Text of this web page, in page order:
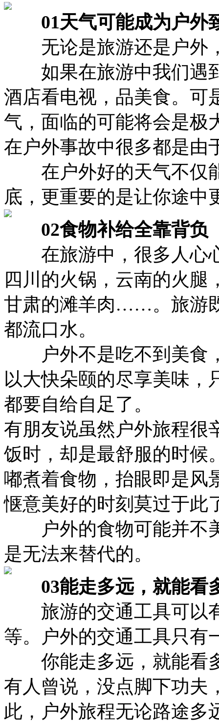
01天气可能成为户外
无论是旅游还是户外
如果在旅游中我们遇
酒店看电视，品美食。可
气，面临的可能将会是极
在户外事故中很多都是由
在户外好的天气不仅
底，更重要的是让你途中
02食物补给全靠背负
在旅游中，很多人心
四川的火锅，云南的火腿
甘肃的滩羊肉……。旅游
都流口水。
户外不是吃不到美食
以大快朵颐的尽享美味，
都要自给自足了。
有朋友说虽然户外旅程很
饭时，却是最舒服的时候
嘟煮着食物，抬眼即是风
惬意美好的时刻莫过于此
户外的食物可能并不
是无法来替代的。
03能走多远，就能看
旅游的交通工具可以
等。户外的交通工具只有
你能走多远，就能看
有人曾说，没点脚下功夫
此，户外旅程无论路途多